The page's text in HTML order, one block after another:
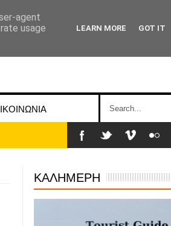
ΚΑΛΗΜΕΡΗ
agent
usage
LEARN MORE GOT IT